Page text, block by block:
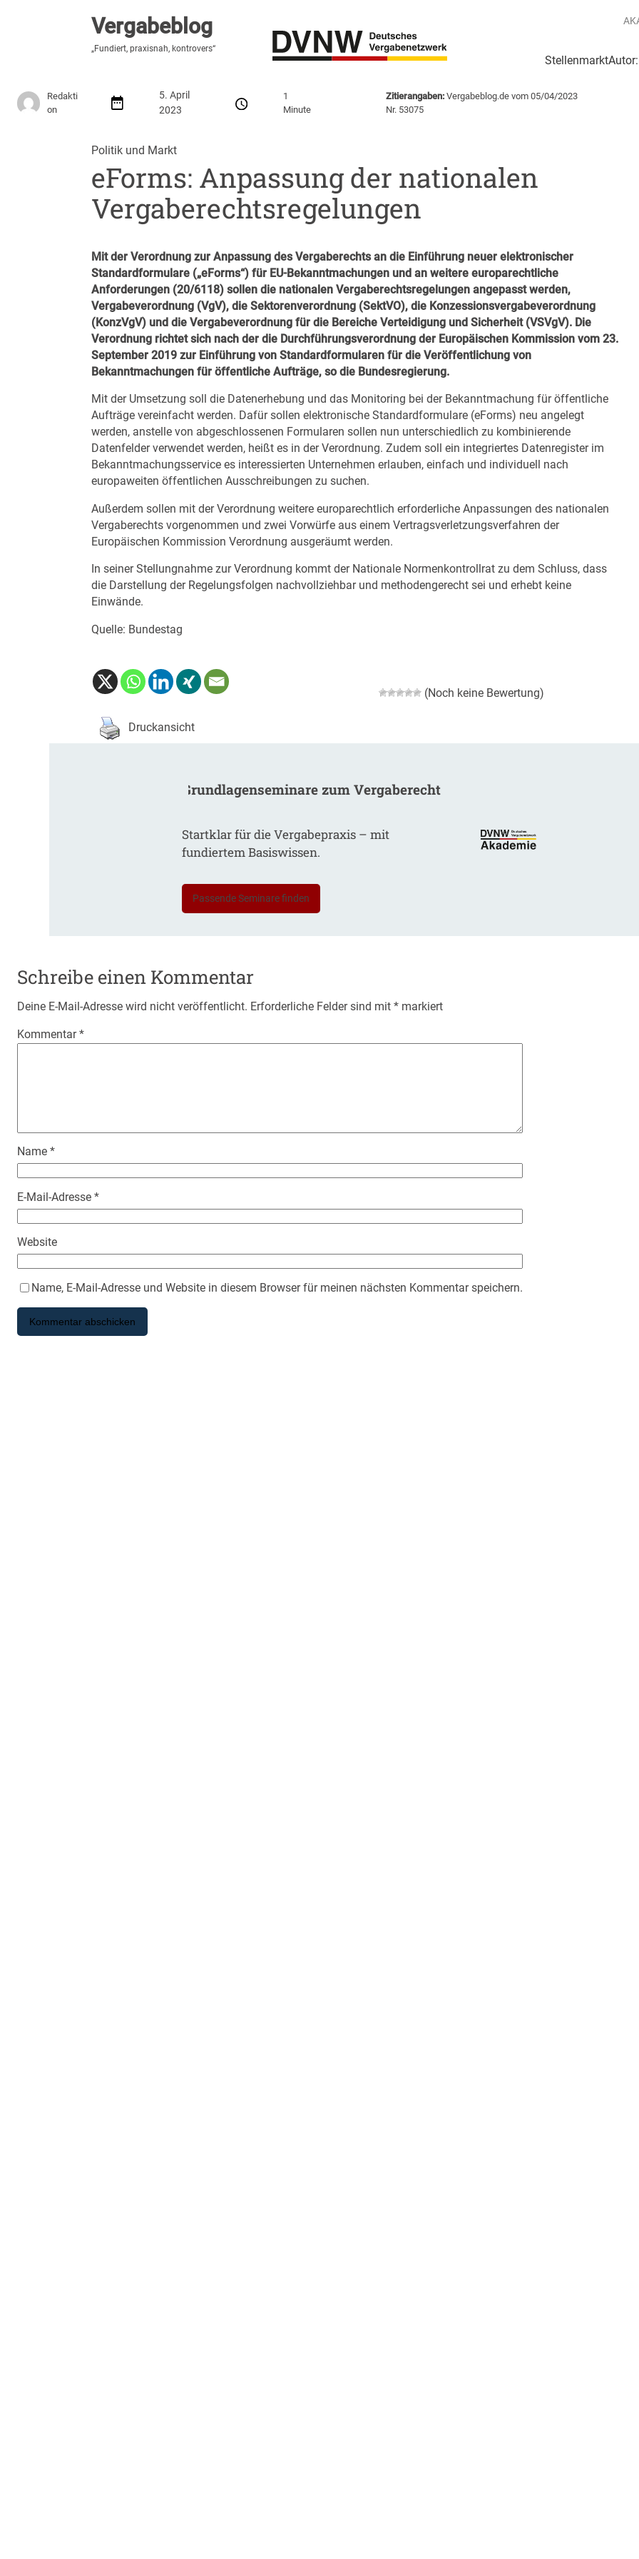
Vergabeblog
„Fundiert, praxisnah, kontrovers“
Stellenmarkt
Vergabeblog
„Fundiert, praxisnah, kontrovers“
Redakti
on
5. April
2023
1
Minute
Zitierangaben: Vergabeblog.de vom 05/04/2023
Nr. 53075
Politik und Markt
eForms: Anpassung der nationalen
Vergaberechtsregelungen
Mit der Verordnung zur Anpassung des Vergaberechts an die Einführung neuer elektronischer
Standardformulare („eForms“) für EU-Bekanntmachungen und an weitere europarechtliche
Anforderungen (20/6118) sollen die nationalen Vergaberechtsregelungen angepasst werden,
Vergabeverordnung (VgV), die Sektorenverordnung (SektVO), die Konzessionsvergabeverordnung
(KonzVgV) und die Vergabeverordnung für die Bereiche Verteidigung und Sicherheit (VSVgV). Die
Verordnung richtet sich nach der die Durchführungsverordnung der Europäischen Kommission vom 23.
September 2019 zur Einführung von Standardformularen für die Veröffentlichung von
Bekanntmachungen für öffentliche Aufträge, so die Bundesregierung.
Mit der Umsetzung soll die Datenerhebung und das Monitoring bei der Bekanntmachung für öffentliche
Aufträge vereinfacht werden. Dafür sollen elektronische Standardformulare (eForms) neu angelegt
werden, anstelle von abgeschlossenen Formularen sollen nun unterschiedlich zu kombinierende
Datenfelder verwendet werden, heißt es in der Verordnung. Zudem soll ein integriertes Datenregister im
Bekanntmachungsservice es interessierten Unternehmen erlauben, einfach und individuell nach
europaweiten öffentlichen Ausschreibungen zu suchen.
Außerdem sollen mit der Verordnung weitere europarechtlich erforderliche Anpassungen des nationalen
Vergaberechts vorgenommen und zwei Vorwürfe aus einem Vertragsverletzungsverfahren der
Europäischen Kommission Verordnung ausgeräumt werden.
In seiner Stellungnahme zur Verordnung kommt der Nationale Normenkontrollrat zu dem Schluss, dass
die Darstellung der Regelungsfolgen nachvollziehbar und methodengerecht sei und erhebt keine
Einwände.
Quelle: Bundestag
(Noch keine Bewertung)
Druckansicht
Grundlagenseminare zum Vergaberecht
Startklar für die Vergabepraxis – mit
fundiertem Basiswissen.
Passende Seminare finden
Schreibe einen Kommentar
Deine E-Mail-Adresse wird nicht veröffentlicht. Erforderliche Felder sind mit * markiert
Kommentar*
Name *
E-Mail-Adresse *
Website
Name, E-Mail-Adresse und Website in diesem Browser für meinen nächsten Kommentar speichern.